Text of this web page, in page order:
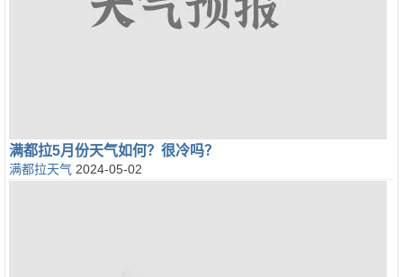
满都拉5月份天气如何？很冷吗？
满都拉天气 2024-05-02